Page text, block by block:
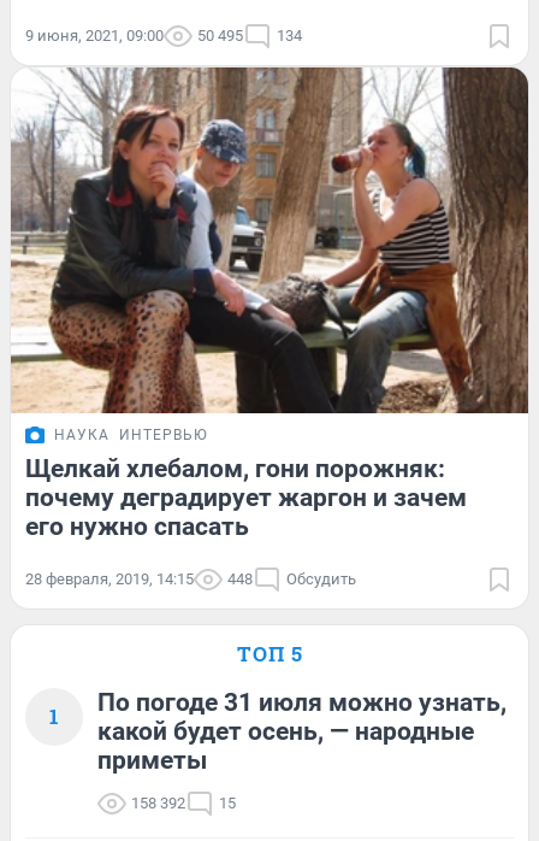
9 июня, 2021, 09:00 50 495 134
НАУКА ИНТЕРВЬЮ
Щелкай хлебалом, гони порожняк:
почему деградирует жаргон и зачем
его нужно спасать
28 февраля, 2019, 14:15 448 Обсудить
ТОП 5
1
По погоде 31 июля можно узнать,
какой будет осень, — народные
приметы
158 392 15